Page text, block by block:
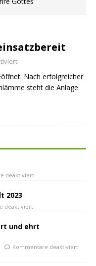
Nach erfolgreicher
steht die Anlage
deaktiviert
2023
deaktiviert
und ehrt
Kommentare deaktiviert